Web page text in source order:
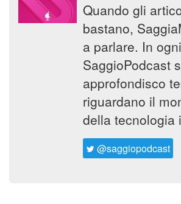
Quando gli
bastano,
a parlare. In
SaggioPodcast
approfondisco
riguardano il
della tecnologia
@saggiopodcast